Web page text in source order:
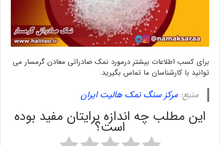
برای کسب اطلاعات بیشتر درمورد نمک صادراتی معادن گرمسار می
توانید با کارشناسان ما تماس بگیرید.
منبع:مرکز سنگ نمک هالیت ایران
این مطلب چه اندازه برایتان مفید بوده
است؟